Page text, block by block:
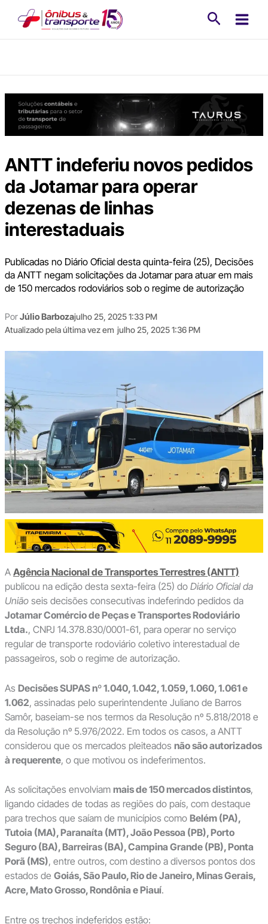
ANTT indeferiu novos pedidos
da Jotamar para operar
dezenas de linhas
interestaduais
Publicadas no Diário Oficial desta quinta-feira (25), Decisões
da ANTT negam solicitações da Jotamar para atuar em mais
de 150 mercados rodoviários sob o regime de autorização
PorJúlio Barbozajulho 25, 2025 1:33 PM
Atualizado pela última vez em julho 25, 2025 1:36 PM
A Agência Nacional de Transportes Terrestres (ANTT)
publicou na edição desta sexta-feira (25) do Diário Oficial da
Uniãoseis decisões consecutivas indeferindo pedidos da
Jotamar Comércio de Peças e Transportes Rodoviário
Ltda., CNPJ 14.378.830/0001-61, para operar no serviço
regular de transporte rodoviário coletivo interestadual de
passageiros, sob o regime de autorização.
As Decisões SUPAS nº 1.040, 1.042, 1.059, 1.060, 1.061 e
1.062, assinadas pelo superintendente Juliano de Barros
Samôr, baseiam-se nos termos da Resolução nº 5.818/2018 e
da Resolução nº 5.976/2022. Em todos os casos, a ANTT
considerou que os mercados pleiteados não são autorizados
à requerente, o que motivou os indeferimentos.
As solicitações envolviam mais de 150 mercados distintos,
ligando cidades de todas as regiões do país, com destaque
para trechos que saíam de municípios como Belém (PA),
Tutoia (MA), Paranaíta (MT), João Pessoa (PB), Porto
Seguro (BA), Barreiras (BA), Campina Grande (PB), Ponta
Porã (MS), entre outros, com destino a diversos pontos dos
estados de Goiás, São Paulo, Rio de Janeiro, Minas Gerais,
Acre, Mato Grosso, Rondônia e Piauí.
Entre os trechos indeferidos estão: